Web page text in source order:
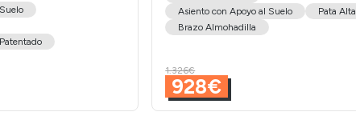
Asiento con Apoyo al Suelo
Pata Alta
Brazo Almohadilla
1.326€
928€